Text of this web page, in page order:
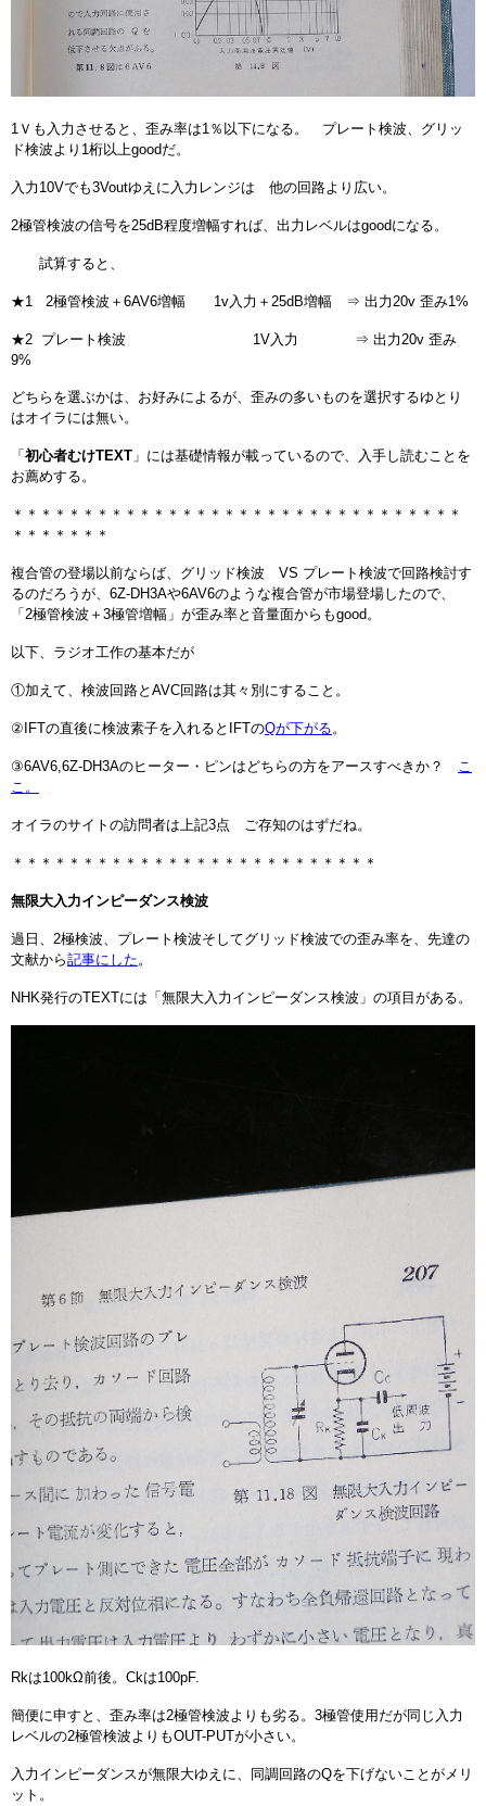
1Ｖも入力させると、歪み率は1％以下になる。 プレート検波、グリッ
ド検波より1桁以上goodだ。
入力10Vでも3Voutゆえに入力レンジは 他の回路より広い。
2極管検波の信号を25dB程度増幅すれば、出力レベルはgoodになる。
試算すると、
★1 2極管検波＋6AV6増幅 1v入力＋25dB増幅 ⇒ 出力20v 歪み1%
★2 プレート検波 1V入力 ⇒ 出力20v 歪み
9%
どちらを選ぶかは、お好みによるが、歪みの多いものを選択するゆとり
はオイラには無い。
「 初心者むけTEXT 」には基礎情報が載っているので、入手し読むことを
お薦めする。
＊＊＊＊＊＊＊＊＊＊＊＊＊＊＊＊＊＊＊＊＊＊＊＊＊＊＊＊＊＊＊＊
＊＊＊＊＊＊＊
複合管の登場以前ならば、グリッド検波 VS プレート検波で回路検討す
るのだろうが、6Z-DH3Aや6AV6のような複合管が市場登場したので、
「2極管検波＋3極管増幅」が歪み率と音量面からもgood。
以下、ラジオ工作の基本だが
①加えて、検波回路とAVC回路は其々別にすること。
②IFTの直後に検波素子を入れるとIFTのQが下がる。
③6AV6,6Z-DH3Aのヒーター・ピンはどちらの方をアースすべきか？ こ
こ。
オイラのサイトの訪問者は上記3点 ご存知のはずだね。
＊＊＊＊＊＊＊＊＊＊＊＊＊＊＊＊＊＊＊＊＊＊＊＊＊＊
無限大入力インピーダンス検波
過日、2極検波、プレート検波そしてグリッド検波での歪み率を、先達の
文献から記事にした。
NHK発行のTEXTには「無限大入力インピーダンス検波」の項目がある。
Rkは100kΩ前後。Ckは100pF.
簡便に申すと、歪み率は2極管検波よりも劣る。3極管使用だが同じ入力
レベルの2極管検波よりもOUT-PUTが小さい。
入力インピーダンスが無限大ゆえに、同調回路のQを下げないことがメリ
ット。